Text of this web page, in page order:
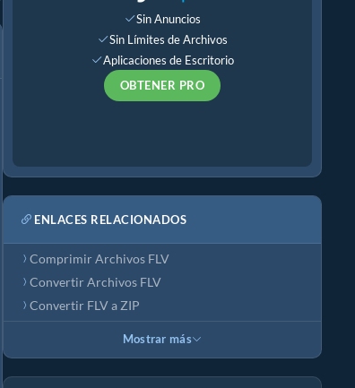
Sin Anuncios
Sin Límites de Archivos
Aplicaciones de Escritorio
OBTENER PRO
ENLACES RELACIONADOS
Comprimir Archivos FLV
Convertir Archivos FLV
Convertir FLV a ZIP
Mostrar más